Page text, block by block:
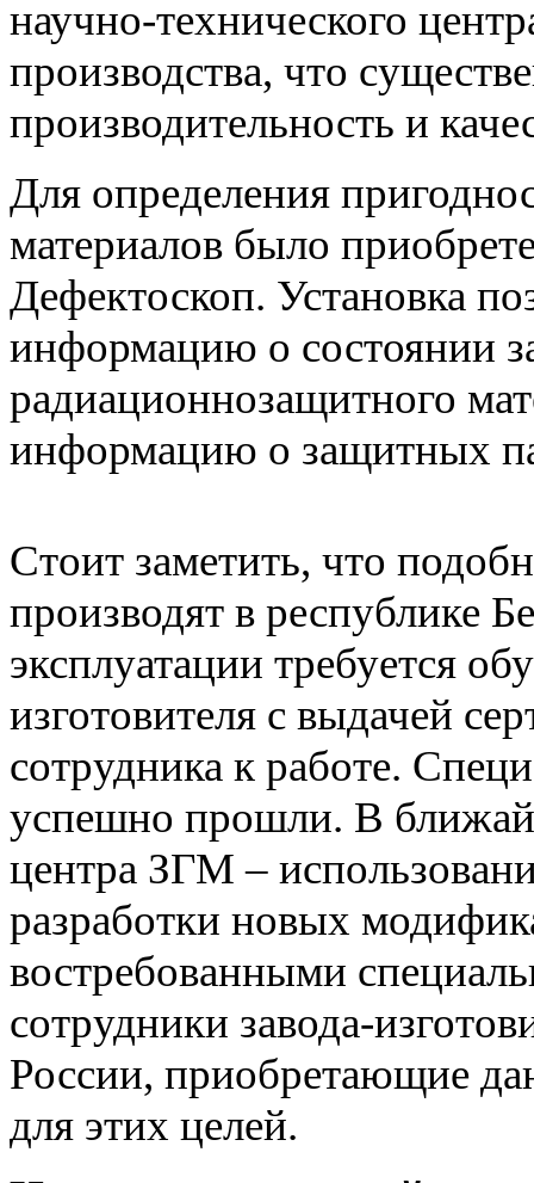
научно-технического
производства, что
производительность и
Для определения
материалов было
Дефектоскоп. Установка
информацию о состоянии
радиационнозащитного
информацию о защитных
Стоит заметить, что
производят в республике
эксплуатации требуется
изготовителя с выдачей
сотрудника к работе.
успешно прошли. В
центра ЗГМ –
разработки новых
востребованными
сотрудники завода-
России, приобретающие
для этих целей.